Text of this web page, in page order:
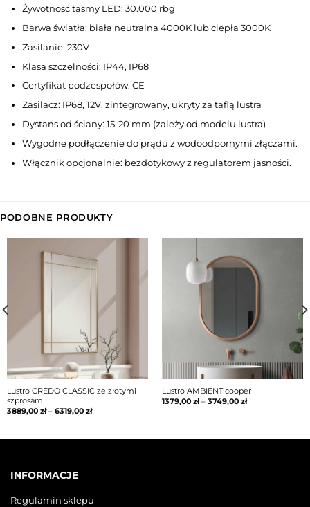
Żywotność taśmy LED: 30.000 rbg
Barwa światła: biała neutralna 4000K lub ciepła 3000K
Zasilanie: 230V
Klasa szczelności: IP44, IP68
Certyfikat podzespołów: CE
Zasilacz: IP68, 12V, zintegrowany, ukryty za taflą lustra
Dystans od ściany: 15-20 mm (zależy od modelu lustra)
Wygodne podłączenie do prądu z wodoodpornymi złączami.
Włącznik opcjonalnie: bezdotykowy z regulatorem jasności.
PODOBNE PRODUKTY
Lustro CREDO CLASSIC ze złotymi
szprosami
3889,00 zł– 6319,00 zł
Lustro AMBIENT cooper
1379,00 zł– 3749,00 zł
INFORMACJE
Regulamin sklepu